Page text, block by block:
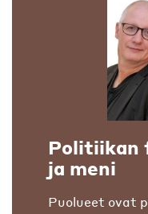
Politiikan
ja meni
Puolueet ovat